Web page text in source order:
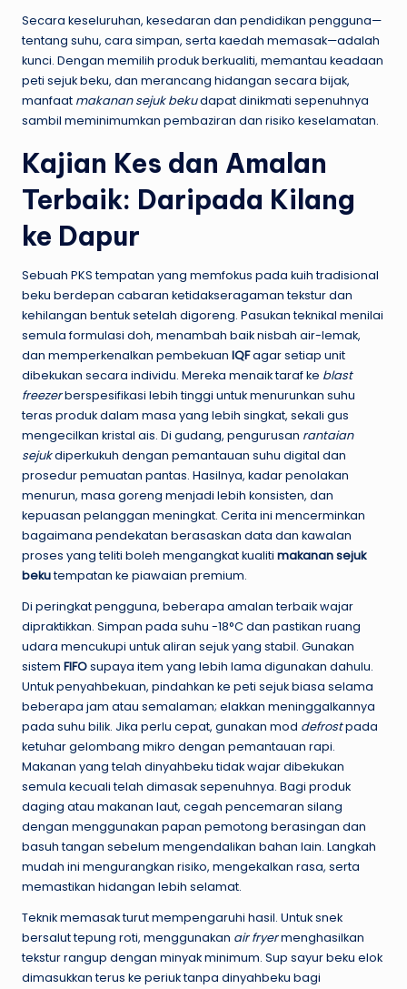
Secara keseluruhan, kesedaran dan pendidikan pengguna—
tentang suhu, cara simpan, serta kaedah memasak—adalah
kunci. Dengan memilih produk berkualiti, memantau keadaan
peti sejuk beku, dan merancang hidangan secara bijak,
manfaat makanan sejuk bekudapat dinikmati sepenuhnya
sambil meminimumkan pembaziran dan risiko keselamatan.
Kajian Kes dan Amalan
Terbaik: Daripada Kilang
ke Dapur
Sebuah PKS tempatan yang memfokus pada kuih tradisional
beku berdepan cabaran ketidakseragaman tekstur dan
kehilangan bentuk setelah digoreng. Pasukan teknikal menilai
semula formulasi doh, menambah baik nisbah air-lemak,
dan memperkenalkan pembekuan IQFagar setiap unit
dibekukan secara individu. Mereka menaik taraf ke blast
freezerberspesifikasi lebih tinggi untuk menurunkan suhu
teras produk dalam masa yang lebih singkat, sekali gus
mengecilkan kristal ais. Di gudang, pengurusan rantaian
sejukdiperkukuh dengan pemantauan suhu digital dan
prosedur pemuatan pantas. Hasilnya, kadar penolakan
menurun, masa goreng menjadi lebih konsisten, dan
kepuasan pelanggan meningkat. Cerita ini mencerminkan
bagaimana pendekatan berasaskan data dan kawalan
proses yang teliti boleh mengangkat kualiti makanan sejuk
bekutempatan ke piawaian premium.
Di peringkat pengguna, beberapa amalan terbaik wajar
dipraktikkan. Simpan pada suhu -18°C dan pastikan ruang
udara mencukupi untuk aliran sejuk yang stabil. Gunakan
sistem FIFOsupaya item yang lebih lama digunakan dahulu.
Untuk penyahbekuan, pindahkan ke peti sejuk biasa selama
beberapa jam atau semalaman; elakkan meninggalkannya
pada suhu bilik. Jika perlu cepat, gunakan mod defrostpada
ketuhar gelombang mikro dengan pemantauan rapi.
Makanan yang telah dinyahbeku tidak wajar dibekukan
semula kecuali telah dimasak sepenuhnya. Bagi produk
daging atau makanan laut, cegah pencemaran silang
dengan menggunakan papan pemotong berasingan dan
basuh tangan sebelum mengendalikan bahan lain. Langkah
mudah ini mengurangkan risiko, mengekalkan rasa, serta
memastikan hidangan lebih selamat.
Teknik memasak turut mempengaruhi hasil. Untuk snek
bersalut tepung roti, menggunakan air fryermenghasilkan
tekstur rangup dengan minyak minimum. Sup sayur beku elok
dimasukkan terus ke periuk tanpa dinyahbeku bagi